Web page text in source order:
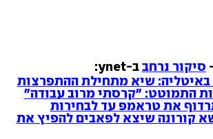
סיקור נרחבב-ynet:
התמוטט: "קרסתי מרוב עבודה"
את טראמפ עד לבחירות
קורונה שיצא לפאבים להפיץ את